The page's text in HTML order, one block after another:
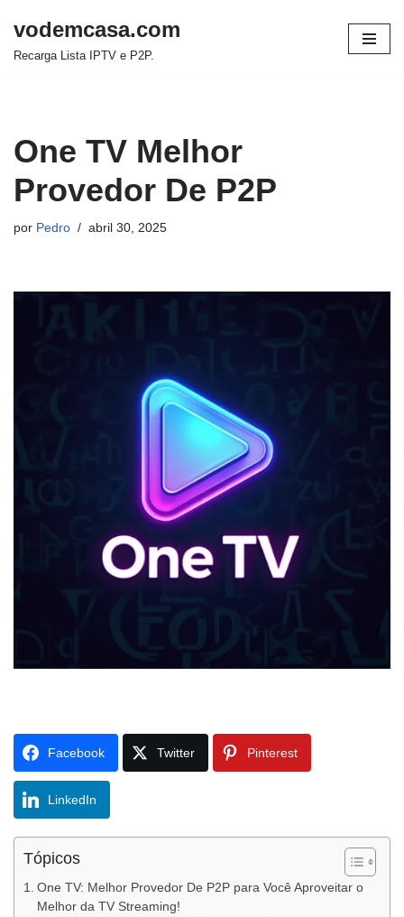
Pular
vodemcasa.com
Recarga Lista IPTV e P2P.
One TV Melhor
Provedor De P2P
por Pedro abril 30, 2025
Facebook Twitter Pinterest
LinkedIn
Tópicos
One TV: Melhor Provedor De P2P para Você Aproveitar o
Melhor da TV Streaming!